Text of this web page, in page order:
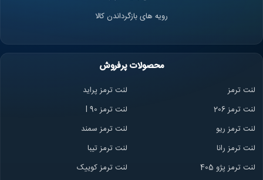
رویه های بازگرداندن کالا
محصولات پرفروش
لنت ترمز
لنت ترمز پراید
لنت ترمز 206
لنت ترمز l 90
لنت ترمز ریو
لنت ترمز سمند
لنت ترمز رانا
لنت ترمز تیبا
لنت ترمز پژو 405
لنت ترمز کوییک